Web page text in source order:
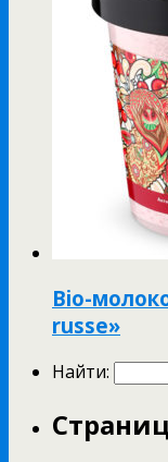
Bio-
russe»
Найти: